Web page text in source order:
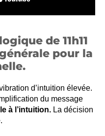
de 11h11
pour la
d’intuition élevée.
du message
à l’intuition. La décision